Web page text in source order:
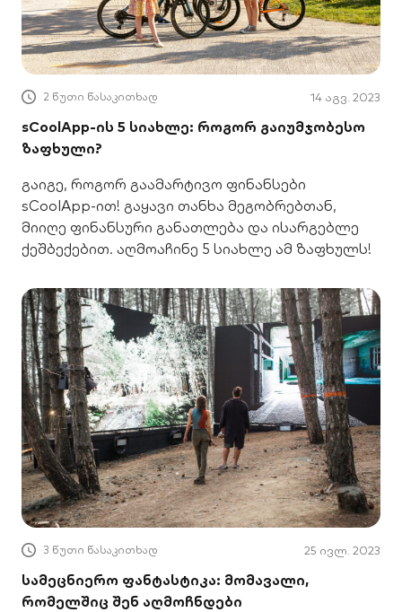
2 წუთი წასაკითხად 14 აგვ. 2023
sCoolApp-ის 5 სიახლე: როგორ გაიუმჯობესო
ზაფხული?
გაიგე, როგორ გაამარტივო ფინანსები
sCoolApp-ით! გაყავი თანხა მეგობრებთან,
მიიღე ფინანსური განათლება და ისარგებლე
ქეშბექებით. აღმოაჩინე 5 სიახლე ამ ზაფხულს!
3 წუთი წასაკითხად 25 ივლ. 2023
სამეცნიერო ფანტასტიკა: მომავალი,
რომელშიც შენ აღმოჩნდები